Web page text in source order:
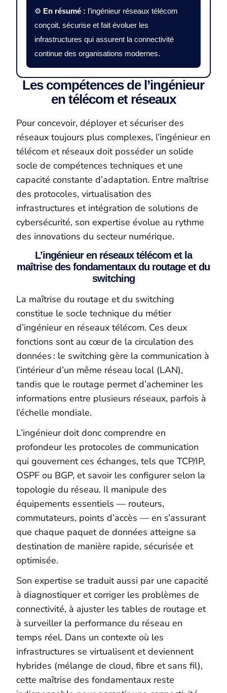
⚙️ En résumé : l’ingénieur réseaux télécom
conçoit, sécurise et fait évoluer les
infrastructures qui assurent la connectivité
continue des organisations modernes.
Les compétences de l’ingénieur
en télécom et réseaux
Pour concevoir, déployer et sécuriser des
réseaux toujours plus complexes, l’ingénieur en
télécom et réseaux doit posséder un solide
socle de compétences techniques et une
capacité constante d’adaptation. Entre maîtrise
des protocoles, virtualisation des
infrastructures et intégration de solutions de
cybersécurité, son expertise évolue au rythme
des innovations du secteur numérique.
L’ingénieur en réseaux télécom et la
maîtrise des fondamentaux du routage et du
switching
La maîtrise du routage et du switching
constitue le socle technique du métier
d’ingénieur en réseaux télécom. Ces deux
fonctions sont au cœur de la circulation des
données : le switching gère la communication à
l’intérieur d’un même réseau local (LAN),
tandis que le routage permet d’acheminer les
informations entre plusieurs réseaux, parfois à
l’échelle mondiale.
L’ingénieur doit donc comprendre en
profondeur les protocoles de communication
qui gouvernent ces échanges, tels que TCP/IP,
OSPF ou BGP, et savoir les configurer selon la
topologie du réseau. Il manipule des
équipements essentiels — routeurs,
commutateurs, points d’accès — en s’assurant
que chaque paquet de données atteigne sa
destination de manière rapide, sécurisée et
optimisée.
Son expertise se traduit aussi par une capacité
à diagnostiquer et corriger les problèmes de
connectivité, à ajuster les tables de routage et
à surveiller la performance du réseau en
temps réel. Dans un contexte où les
infrastructures se virtualisent et deviennent
hybrides (mélange de cloud, fibre et sans fil),
cette maîtrise des fondamentaux reste